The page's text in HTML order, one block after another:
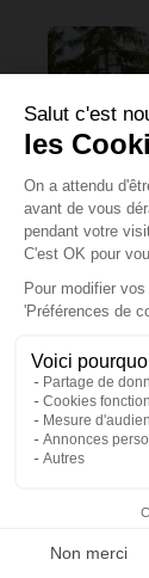
Malibu
qui ne